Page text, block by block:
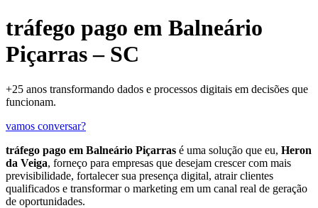
tráfego pago em Balneário
Piçarras – SC
+25 anos transformando dados e processos digitais em decisões que
funcionam.
vamos conversar?
tráfego pago em Balneário Piçarras é uma solução que eu, Heron
da Veiga, forneço para empresas que desejam crescer com mais
previsibilidade, fortalecer sua presença digital, atrair clientes
qualificados e transformar o marketing em um canal real de geração
de oportunidades.